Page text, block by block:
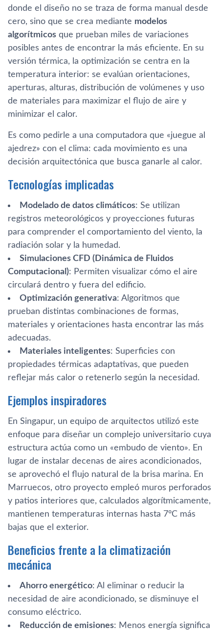
donde el diseño no se traza de forma manual desde
cero, sino que se crea mediante modelos
algorítmicos que prueban miles de variaciones
posibles antes de encontrar la más eficiente. En su
versión térmica, la optimización se centra en la
temperatura interior: se evalúan orientaciones,
aperturas, alturas, distribución de volúmenes y uso
de materiales para maximizar el flujo de aire y
minimizar el calor.
Es como pedirle a una computadora que «juegue al
ajedrez» con el clima: cada movimiento es una
decisión arquitectónica que busca ganarle al calor.
Tecnologías implicadas
Modelado de datos climáticos: Se utilizan
registros meteorológicos y proyecciones futuras
para comprender el comportamiento del viento, la
radiación solar y la humedad.
Simulaciones CFD (Dinámica de Fluidos
Computacional): Permiten visualizar cómo el aire
circulará dentro y fuera del edificio.
Optimización generativa: Algoritmos que
prueban distintas combinaciones de formas,
materiales y orientaciones hasta encontrar las más
adecuadas.
Materiales inteligentes: Superficies con
propiedades térmicas adaptativas, que pueden
reflejar más calor o retenerlo según la necesidad.
Ejemplos inspiradores
En Singapur, un equipo de arquitectos utilizó este
enfoque para diseñar un complejo universitario cuya
estructura actúa como un «embudo de viento». En
lugar de instalar decenas de aires acondicionados,
se aprovechó el flujo natural de la brisa marina. En
Marruecos, otro proyecto empleó muros perforados
y patios interiores que, calculados algorítmicamente,
mantienen temperaturas internas hasta 7°C más
bajas que el exterior.
Beneficios frente a la climatización
mecánica
Ahorro energético: Al eliminar o reducir la
necesidad de aire acondicionado, se disminuye el
consumo eléctrico.
Reducción de emisiones: Menos energía significa